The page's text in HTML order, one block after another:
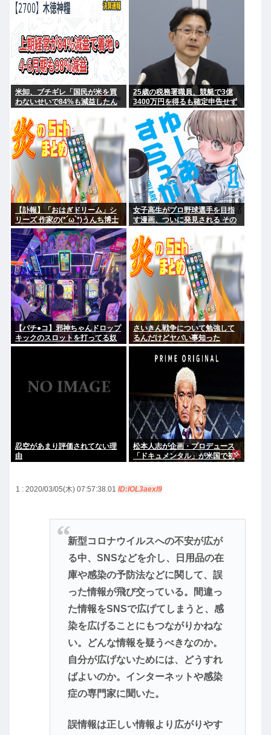
にやれてるだろうか？」
米卸、ブチギレ「国民が米を買
わないせいで84%も減益したん
25歳の税務署職員、競艇で3億
3400万円を得るも確定申告せず
逮捕。その他の余罪も
【訃報】「おはぎドリーム」シ
リーズ 作家の(*´ω`*)うんち博士
さん死去 64歳
女子高生がプロ野球選手を目指
す漫画、ついに発見される その
【パチ●コ】邪神ちゃんドロップ
キックのスロットを打ってる奴
がヤバすぎてワロタ
さいきん戦争について勉強して
るんだけどヤバい事知った
忍空があまり評価されてない理
由
松本人志が企画・プロデュース
「ドキュメンタル」が米国で初
1 : 2020/03/05(木) 07:57:38.01 ID:IOL3aexl9
新型コロナウイルスへの不安が広が
る中、SNSなどを介し、日用品の在
庫や感染の予防法などに関して、誤
った情報が飛び交っている。間違っ
た情報をSNSで広げてしまうと、感
染を広げることにもつながりかねな
い。どんな情報を疑うべきなのか。
自分が広げないためには、どうすれ
ばよいのか。インターネットや感染
症の専門家に聞いた。
誤情報は正しい情報より広がりやす